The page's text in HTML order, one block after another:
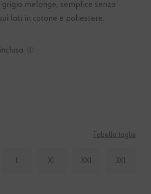
melange, semplice senza
lati in cotone e poliestere.
Tabella taglie
L XL XXL 3XL